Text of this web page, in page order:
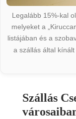
Legalább 15%-kal
melyeket a
listájában és a
a szállás által
Szállás